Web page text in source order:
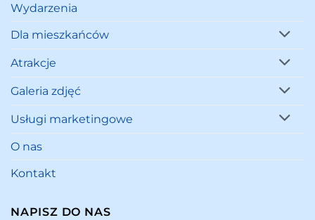
Wydarzenia
Dla mieszkańców
Atrakcje
Galeria zdjęć
Usługi marketingowe
O nas
Kontakt
NAPISZ DO NAS